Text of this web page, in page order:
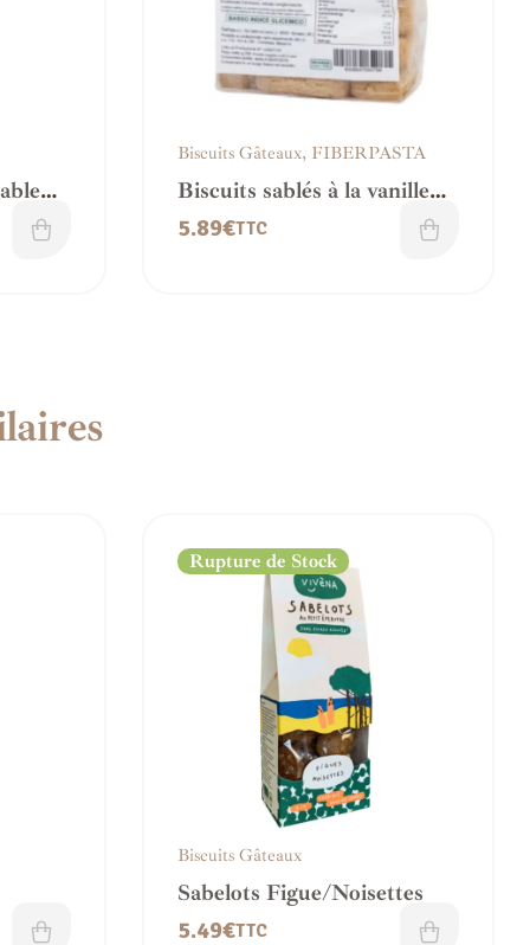
Biscuits Gâteaux, FIBERPASTA
Biscuits sablés à la vanille
IG bas – FiberPasta
5.89€TTC
Rupture de Stock
Biscuits Gâteaux
Sabelots Figue/Noisettes
5.49€TTC